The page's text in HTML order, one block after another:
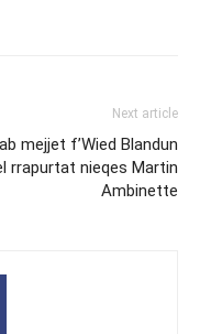
Next article
meјјet f’Wied Blandun
rrapurtat nieqes Martin
Ambinette